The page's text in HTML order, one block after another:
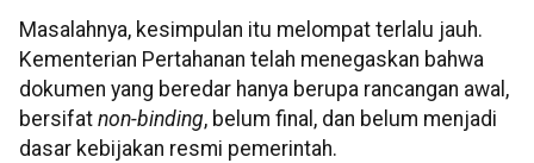
Masalahnya, kesimpulan itu melompat terlalu jauh.
Kementerian Pertahanan telah menegaskan bahwa
dokumen yang beredar hanya berupa rancangan awal,
bersifat non-binding, belum final, dan belum menjadi
dasar kebijakan resmi pemerintah.